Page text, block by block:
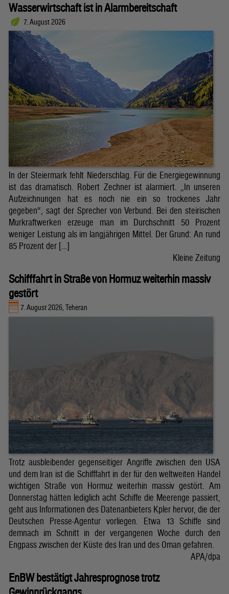
Wasserwirtschaft ist in Alarmbereitschaft
7. August 2026
In der Steiermark fehlt Niederschlag. Für die Energiegewinnung
ist das dramatisch. Robert Zechner ist alarmiert. „In unseren
Aufzeichnungen hat es noch nie ein so trockenes Jahr
gegeben“, sagt der Sprecher von Verbund. Bei den steirischen
Murkraftwerken erzeuge man im Durchschnitt 50 Prozent
weniger Leistung als im langjährigen Mittel. Der Grund: An rund
85 Prozent der […]
Kleine Zeitung
Schifffahrt in Straße von Hormuz weiterhin massiv
gestört
7. August 2026, Teheran
Trotz ausbleibender gegenseitiger Angriffe zwischen den USA
und dem Iran ist die Schifffahrt in der für den weltweiten Handel
wichtigen Straße von Hormuz weiterhin massiv gestört. Am
Donnerstag hätten lediglich acht Schiffe die Meerenge passiert,
geht aus Informationen des Datenanbieters Kpler hervor, die der
Deutschen Presse-Agentur vorliegen. Etwa 13 Schiffe sind
demnach im Schnitt in der vergangenen Woche durch den
Engpass zwischen der Küste des Iran und des Oman gefahren.
APA/dpa
EnBW bestätigt Jahresprognose trotz